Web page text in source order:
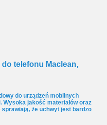
telefonu Maclean,
do urządzeń mobilnych
jakość materiałów oraz
że uchwyt jest bardzo